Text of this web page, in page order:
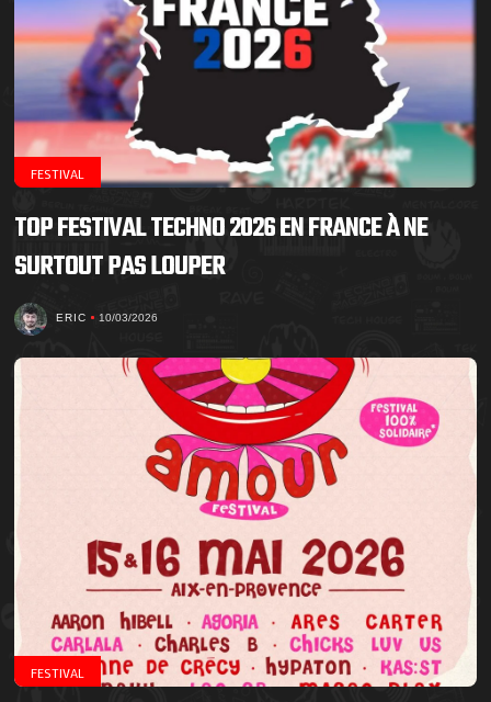
FESTIVAL
TOP FESTIVAL TECHNO 2026 EN FRANCE À NE
SURTOUT PAS LOUPER
ERIC 10/03/2026
FESTIVAL